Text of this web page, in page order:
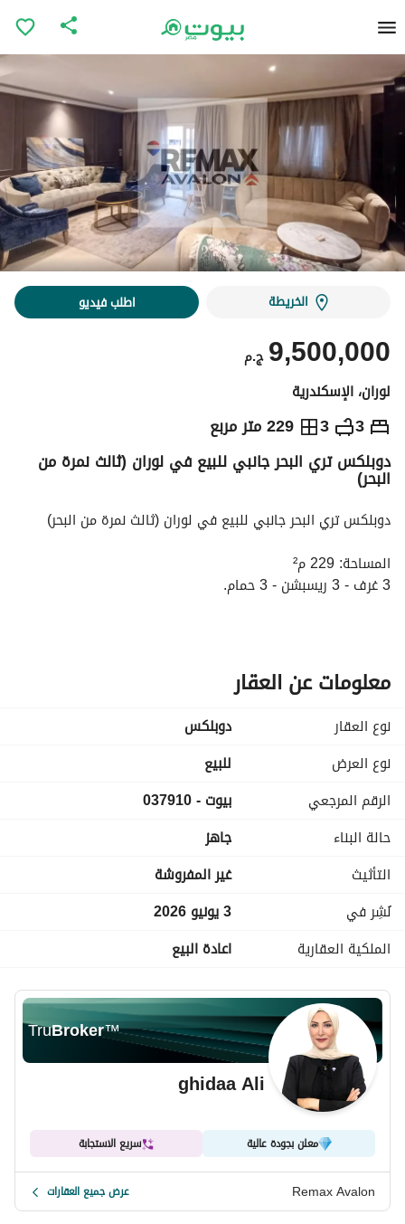
الخريطة اطلب فيديو
ج.م 9,500,000
لوران، الإسكندرية
3
3 229 متر مربع ج.م 9,500,000
التفاصيل الاتجاهات والمؤشرات رهن عقاري
دوبلكس تري البحر جانبي للبيع في لوران (ثالث نمرة من
البحر)
دوبلكس تري البحر جانبي للبيع في لوران (ثالث نمرة من البحر)
المساحة: 229 م²
3 غرف - 3 ريسبشن - 3 حمام.
أسانسير.
سوبر لوكس.
كاملة العدادات.
استلام فوري.
تري البحر جانبي.
سعر البيع : 9,500,000 ج.
كود الوحدة: 037910
معلومات عن العقار
نوع العقار
دوبلكس
نوع العرض
للبيع
الرقم المرجعي
بيوت - 037910
حالة البناء
جاهز
التأثيث
غير المفروشة
نُشِر في
3 يونيو 2026
الملكية العقارية
اعادة البيع
TruBroker™
ghidaa Ali
معلن بجودة عالية سريع الاستجابة
Remax Avalon عرض جميع العقارات